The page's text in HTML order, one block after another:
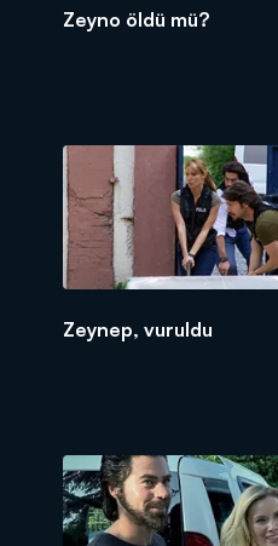
Zeyno öldü mü?
Zeynep, vuruldu